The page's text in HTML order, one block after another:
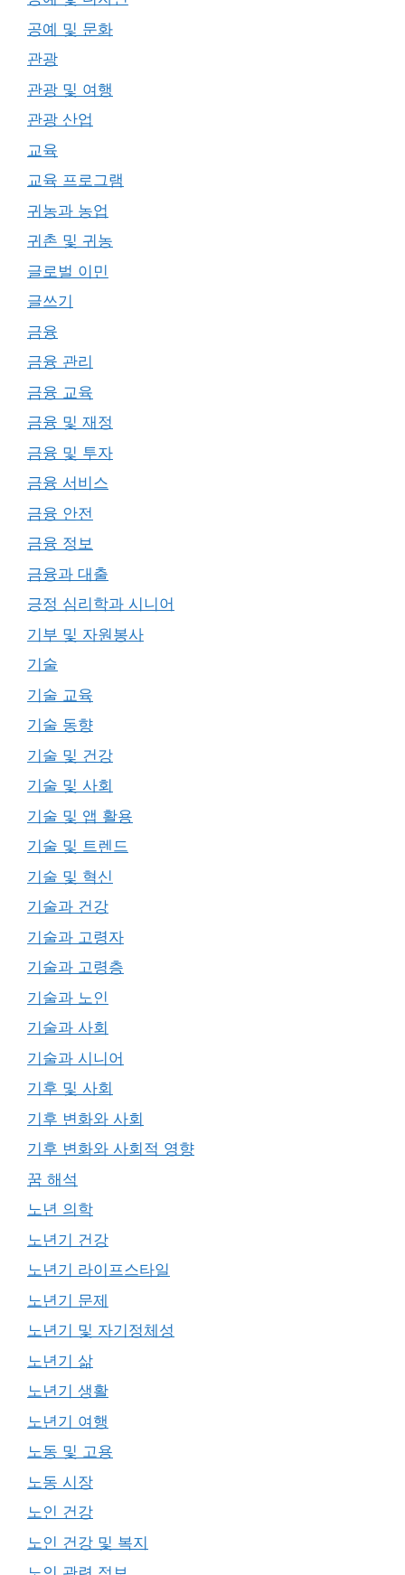
공예 및 문화
관광
관광 및 여행
관광 산업
교육
교육 프로그램
귀농과 농업
귀촌 및 귀농
글로벌 이민
글쓰기
금융
금융 관리
금융 교육
금융 및 재정
금융 및 투자
금융 서비스
금융 안전
금융 정보
금융과 대출
긍정 심리학과 시니어
기부 및 자원봉사
기술
기술 교육
기술 동향
기술 및 건강
기술 및 사회
기술 및 앱 활용
기술 및 트렌드
기술 및 혁신
기술과 건강
기술과 고령자
기술과 고령층
기술과 노인
기술과 사회
기술과 시니어
기후 및 사회
기후 변화와 사회
기후 변화와 사회적 영향
꿈 해석
노년 의학
노년기 건강
노년기 라이프스타일
노년기 문제
노년기 및 자기정체성
노년기 삶
노년기 생활
노년기 여행
노동 및 고용
노동 시장
노인 건강
노인 건강 및 복지